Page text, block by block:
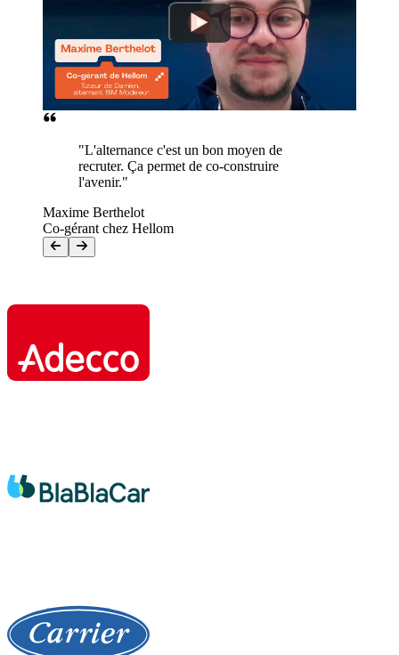
"L'alternance c'est un bon moyen de
recruter. Ça permet de co-construire
l'avenir."
Maxime Berthelot
Co-gérant chez Hellom